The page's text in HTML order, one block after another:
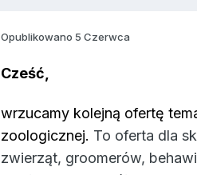
Opublikowano 5 Czerwca
Cześć,
wrzucamy kolejną ofertę
zoologicznej. To oferta dla
zwierząt, groomerów,